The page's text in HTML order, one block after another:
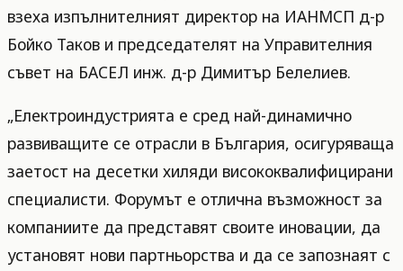
взеха изпълнителният директор на ИАНМСП д-р
Бойко Таков и председателят на Управителния
съвет на БАСЕЛ инж. д-р Димитър Белелиев.
„Електроиндустрията е сред най-динамично
развиващите се отрасли в България, осигуряваща
заетост на десетки хиляди висококвалифицирани
специалисти. Форумът е отлична възможност за
компаниите да представят своите иновации, да
установят нови партньорства и да се запознаят с